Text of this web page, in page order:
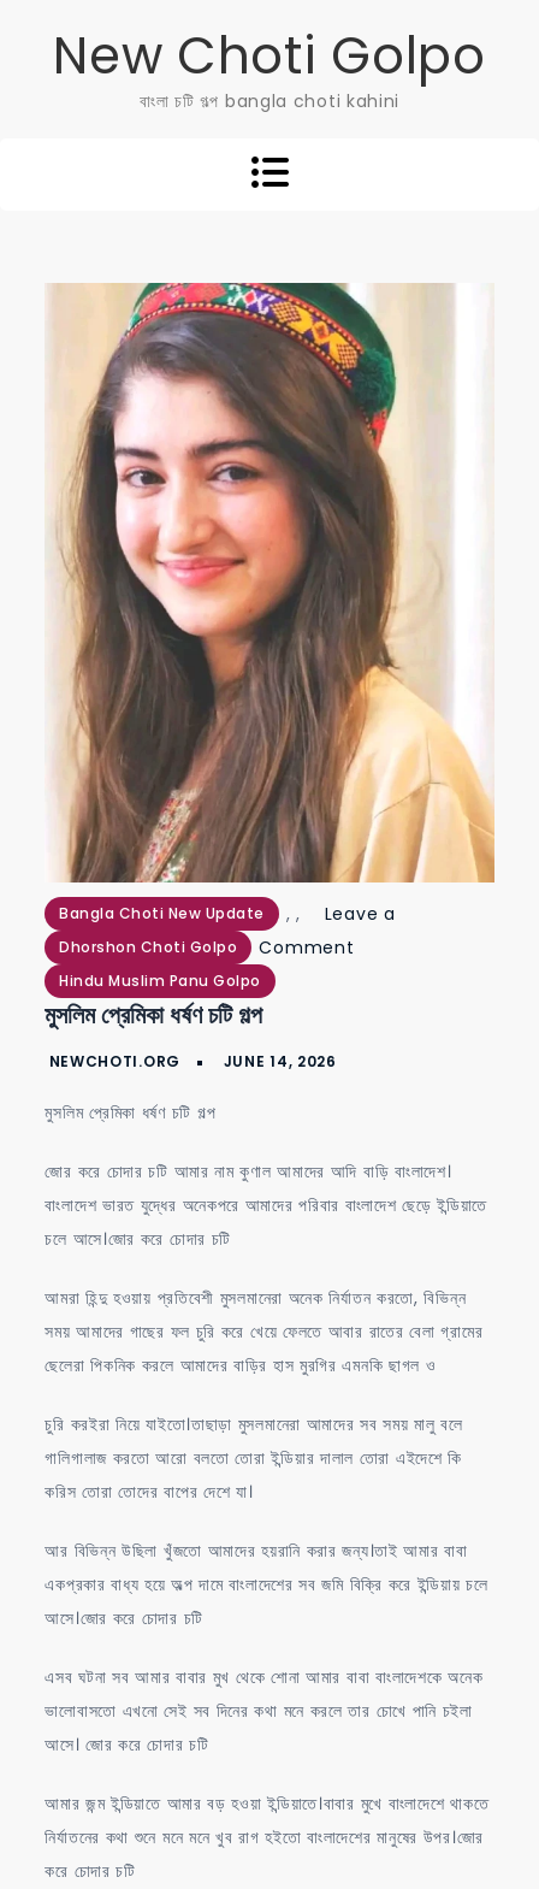
New Choti Golpo
বাংলা চটি গল্প bangla choti kahini
Bangla Choti New Update ,
Dhorshon Choti Golpo
,
Hindu Muslim Panu Golpo
Leave a
Comment
মুসলিম প্রেমিকা ধর্ষণ চটি গল্প
মুসলিম প্রেমিকা ধর্ষণ চটি গল্প
জোর করে চোদার চটি আমার নাম কুণাল আমাদের আদি বাড়ি বাংলাদেশ।
বাংলাদেশ ভারত যুদ্ধের অনেকপরে আমাদের পরিবার বাংলাদেশ ছেড়ে ইন্ডিয়াতে
চলে আসে।জোর করে চোদার চটি
আমরা হিন্দু হওয়ায় প্রতিবেশী মুসলমানেরা অনেক নির্যাতন করতো, বিভিন্ন
সময় আমাদের গাছের ফল চুরি করে খেয়ে ফেলতে আবার রাতের বেলা গ্রামের
ছেলেরা পিকনিক করলে আমাদের বাড়ির হাস মুরগির এমনকি ছাগল ও
চুরি করইরা নিয়ে যাইতো।তাছাড়া মুসলমানেরা আমাদের সব সময় মালু বলে
গালিগালাজ করতো আরো বলতো তোরা ইন্ডিয়ার দালাল তোরা এইদেশে কি
করিস তোরা তোদের বাপের দেশে যা।
আর বিভিন্ন উছিলা খুঁজতো আমাদের হয়রানি করার জন্য।তাই আমার বাবা
একপ্রকার বাধ্য হয়ে অল্প দামে বাংলাদেশের সব জমি বিক্রি করে ইন্ডিয়ায় চলে
আসে।জোর করে চোদার চটি
এসব ঘটনা সব আমার বাবার মুখ থেকে শোনা আমার বাবা বাংলাদেশকে অনেক
ভালোবাসতো এখনো সেই সব দিনের কথা মনে করলে তার চোখে পানি চইলা
আসে। জোর করে চোদার চটি
আমার জন্ম ইন্ডিয়াতে আমার বড় হওয়া ইন্ডিয়াতে।বাবার মুখে বাংলাদেশে থাকতে
নির্যাতনের কথা শুনে মনে মনে খুব রাগ হইতো বাংলাদেশের মানুষের উপর।জোর
করে চোদার চটি